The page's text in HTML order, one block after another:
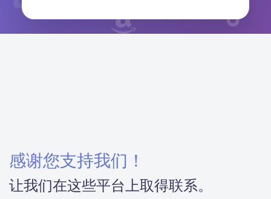
感谢您支持我们！
让我们在这些平台上取得联系。